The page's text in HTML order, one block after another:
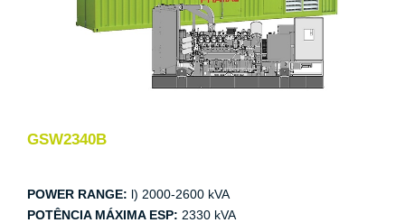
GSW2340B
POWER RANGE: l) 2000-2600 kVA
POTÊNCIA MÁXIMA ESP: 2330 kVA